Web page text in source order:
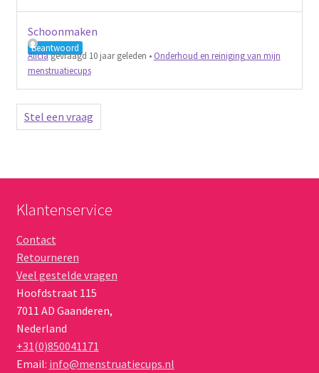
Schoonmaken
Beantwoord
Aliciagevraagd 10 jaar geleden • Onderhoud en reiniging van mijn
menstruatiecups
Stel een vraag
Klantenservice
Contact
Retourneren
Veel gestelde vragen
Hoofdstraat 115
7011 AD Gaanderen,
Nederland
+31(0)850041171
Email: info@menstruatiecups.nl